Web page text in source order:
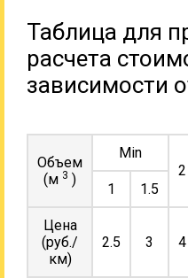
Таблица для
расчета
зависимости
Объем
(м 3 )
Min
2
1
1.5
Цена
(руб./
км)
2.5 3 4